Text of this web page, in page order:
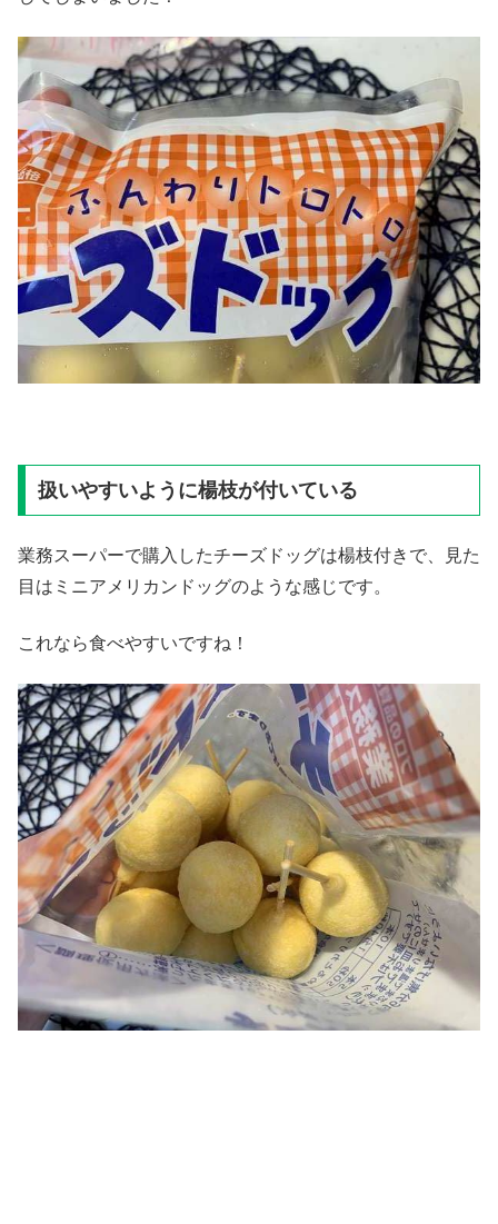
扱いやすいように楊枝が付いている
業務スーパーで購入したチーズドッグは楊枝付きで、見た
目はミニアメリカンドッグのような感じです。
これなら食べやすいですね！